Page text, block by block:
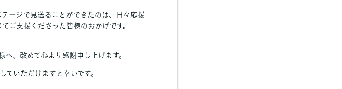
ージで見送ることができたのは、日々応援
ご支援くださった皆様のおかげです。
へ、改めて心より感謝申し上げます。
ていただけますと幸いです。